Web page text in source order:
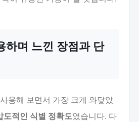
하며 느낀 장점과 단
용해 보면서 가장 크게 와닿았
도적인 식별 정확도였습니다. 다